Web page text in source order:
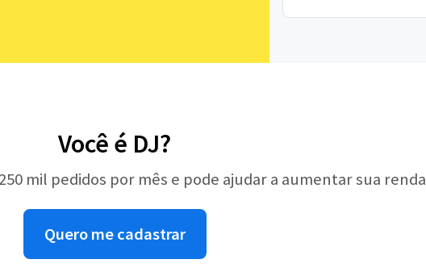
Você é DJ?
mil pedidos por mês e pode ajudar a aumentar sua renda
Quero me cadastrar